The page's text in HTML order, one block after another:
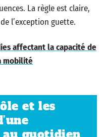
La règle est claire,
l’exception guette.
affectant la capacité de
mobilité
et les